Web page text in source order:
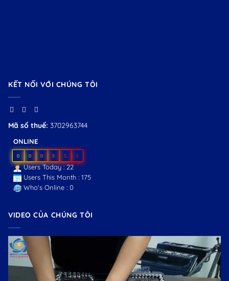
KẾT NỐI VỚI CHÚNG TÔI
Mã số thuế: 3702963744
ONLINE
0 0 0 8 5 3
Users Today : 22
Users This Month : 175
Who's Online : 0
VIDEO CỦA CHÚNG TÔI